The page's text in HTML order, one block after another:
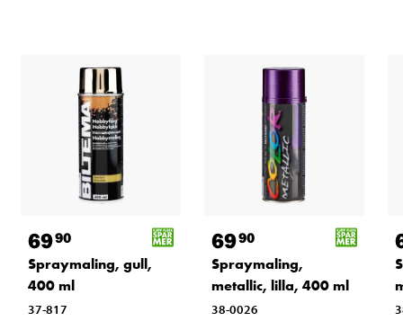
6990
Spraymaling, gull,
400 ml
37-817
6990
Spraymaling,
metallic, lilla, 400 ml
38-0026